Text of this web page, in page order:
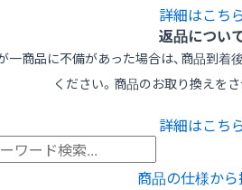
詳細はこち
返品につい
一商品に不備があった場合は、商品到
ください。商品のお取り換えを
詳細はこち
商品の仕様か